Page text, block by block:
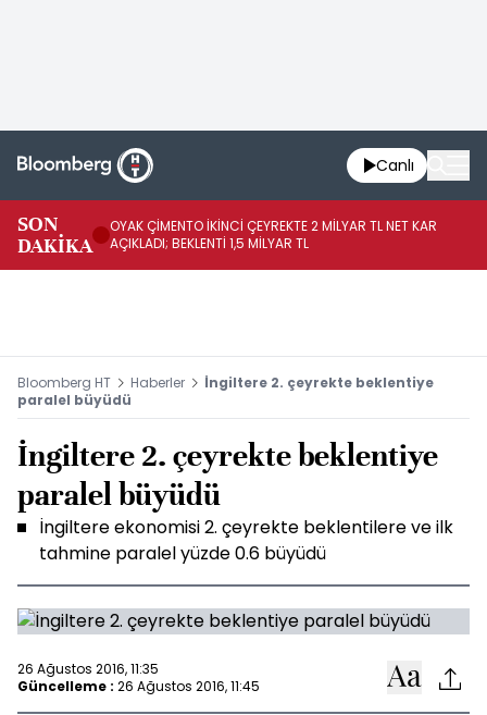
Canlı
SON
DAKİKA
OYAK ÇİMENTO İKİNCİ ÇEYREKTE 2 MİLYAR TL NET KAR
AÇIKLADI; BEKLENTİ 1,5 MİLYAR TL
Bloomberg HT Haberler
İngiltere 2. çeyrekte beklentiye
paralel büyüdü
İngiltere 2. çeyrekte beklentiye
paralel büyüdü
İngiltere ekonomisi 2. çeyrekte beklentilere ve ilk
tahmine paralel yüzde 0.6 büyüdü
26 Ağustos 2016, 11:35
Güncelleme : 26 Ağustos 2016, 11:45